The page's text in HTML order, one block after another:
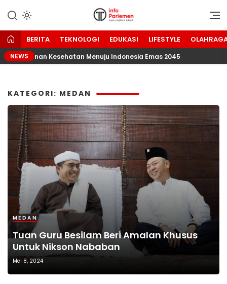
konten
Info Parlemen
Suara Aspirasi Rakyat
BERITA TEKNOLOGI EDUKASI LIFESTYLE
NEWS Kesehatan Menuju Indonesia Emas 2045
KATEGORI: MEDAN
MEDAN
Tuan Guru Besilam Beri Amalan Khusus
Untuk Nikson Nababan
Mei 8, 2024